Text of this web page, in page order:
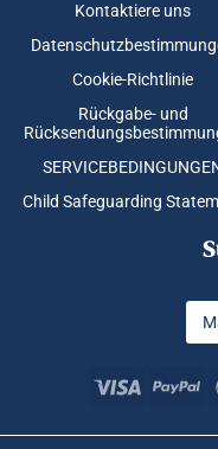
Kontaktiere uns
Cookie-Richtlinie
Rückgabe- und
Child Safeguarding